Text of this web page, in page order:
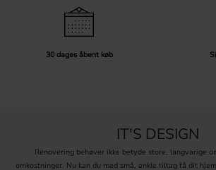
Farverige greb i keramik eller plastik samt greb
og former er ideelle til at skabe en legende og
Skandinavisk stil
Tips til at vælge de rette greb
Kombiner stilarter:Bland forskellige
30 dages åbent køb
IT'S DESIGN
Renovering behøver ikke betyde store, langvarige
omkostninger. Nu kan du med små, enkle tiltag få dit